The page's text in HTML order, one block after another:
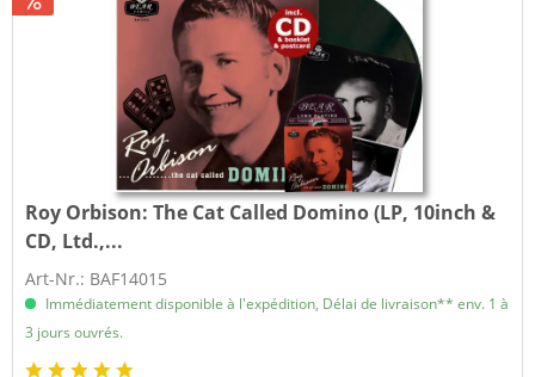
Roy Orbison:The Cat Called Domino (LP, 10inch &
CD, Ltd.,...
Art-Nr.: BAF14015
Immédiatement disponible à l'expédition, Délai de livraison** env. 1 à
3 jours ouvrés.